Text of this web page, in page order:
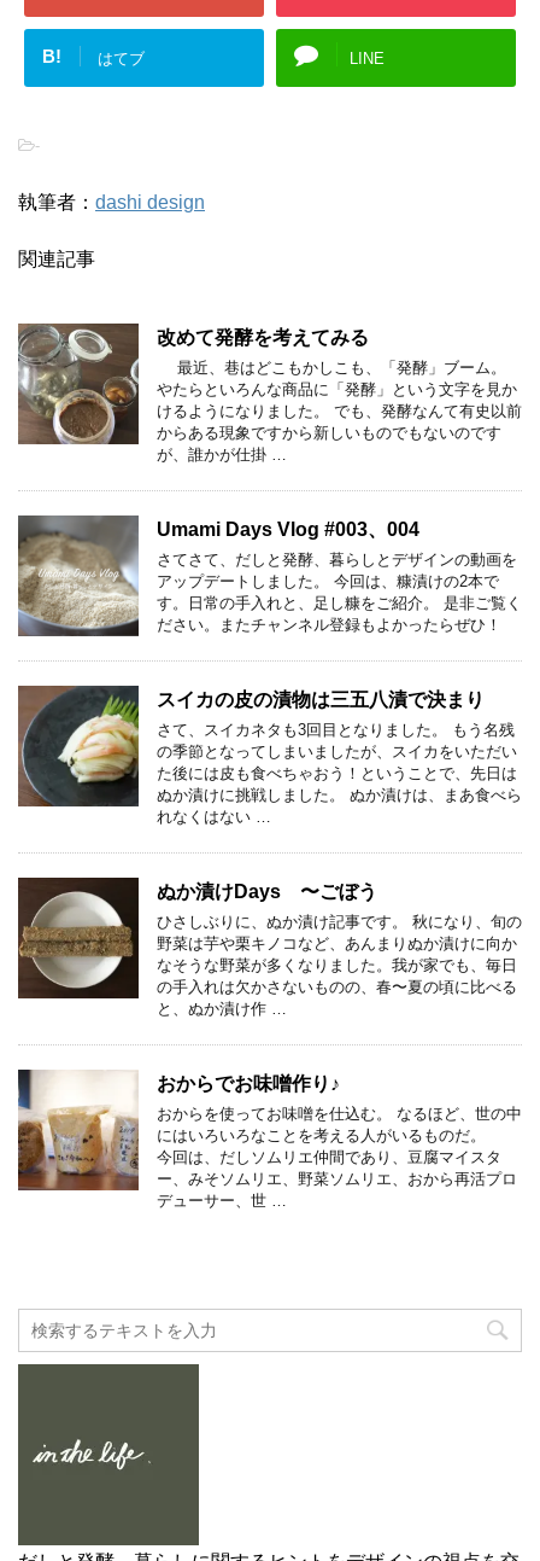
B! はてブ LINE
-
執筆者： dashi design
関連記事
改めて発酵を考えてみる
最近、巷はどこもかしこも、「発酵」ブーム。
やたらといろんな商品に「発酵」という文字を見か
けるようになりました。 でも、発酵なんて有史以前
からある現象ですから新しいものでもないのです
が、誰かが仕掛 …
Umami Days Vlog #003、004
さてさて、だしと発酵、暮らしとデザインの動画を
アップデートしました。 今回は、糠漬けの2本で
す。日常の手入れと、足し糠をご紹介。 是非ご覧く
ださい。またチャンネル登録もよかったらぜひ！
スイカの皮の漬物は三五八漬で決まり
さて、スイカネタも3回目となりました。 もう名残
の季節となってしまいましたが、スイカをいただい
た後には皮も食べちゃおう！ということで、先日は
ぬか漬けに挑戦しました。 ぬか漬けは、まあ食べら
れなくはない …
ぬか漬けDays 〜ごぼう
ひさしぶりに、ぬか漬け記事です。 秋になり、旬の
野菜は芋や栗キノコなど、あんまりぬか漬けに向か
なそうな野菜が多くなりました。我が家でも、毎日
の手入れは欠かさないものの、春〜夏の頃に比べる
と、ぬか漬け作 …
おからでお味噌作り♪
おからを使ってお味噌を仕込む。 なるほど、世の中
にはいろいろなことを考える人がいるものだ。
今回は、だしソムリエ仲間であり、豆腐マイスタ
ー、みそソムリエ、野菜ソムリエ、おから再活プロ
デューサー、世 …